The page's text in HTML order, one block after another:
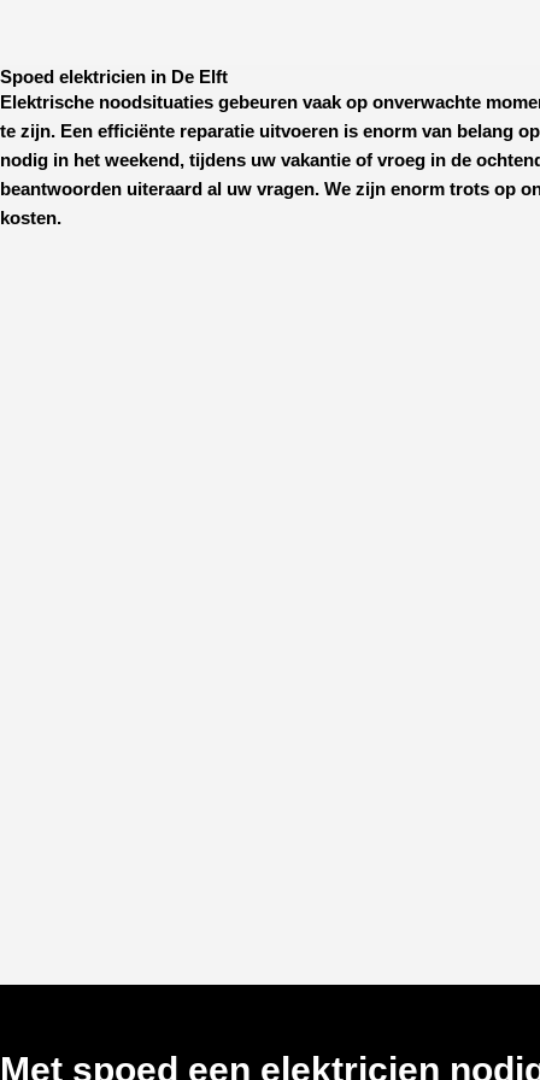
Spoed elektricien in De Elft
Elektrische noodsituaties gebeuren vaak op onverwachte
te zijn. Een efficiënte reparatie uitvoeren is enorm van belang
nodig in het weekend, tijdens uw vakantie of vroeg in de
beantwoorden uiteraard al uw vragen. We zijn enorm trots op
kosten.
Met spoed een elektricien